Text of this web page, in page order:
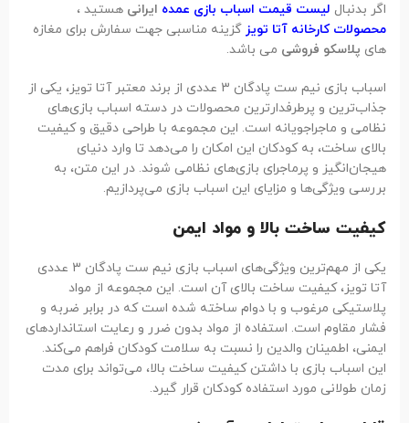
اگر بدنبال لیست قیمت اسباب بازی عمده ایرانی هستید ،
محصولات کارخانه آتا تویز گزینه مناسبی جهت سفارش برای مغازه
های پلاسکو فروشی می باشد.
اسباب بازی نیم ست پادگان 3 عددی از برند معتبر آتا تویز، یکی از
جذاب‌ترین و پرطرفدارترین محصولات در دسته اسباب بازی‌های
نظامی و ماجراجویانه است. این مجموعه با طراحی دقیق و کیفیت
بالای ساخت، به کودکان این امکان را می‌دهد تا وارد دنیای
هیجان‌انگیز و پرماجرای بازی‌های نظامی شوند. در این متن، به
بررسی ویژگی‌ها و مزایای این اسباب بازی می‌پردازیم.
کیفیت ساخت بالا و مواد ایمن
یکی از مهم‌ترین ویژگی‌های اسباب بازی نیم ست پادگان 3 عددی
آتا تویز، کیفیت ساخت بالای آن است. این مجموعه از مواد
پلاستیکی مرغوب و با دوام ساخته شده است که در برابر ضربه و
فشار مقاوم است. استفاده از مواد بدون ضرر و رعایت استانداردهای
ایمنی، اطمینان والدین را نسبت به سلامت کودکان فراهم می‌کند.
این اسباب بازی با داشتن کیفیت ساخت بالا، می‌تواند برای مدت
زمان طولانی مورد استفاده کودکان قرار گیرد.